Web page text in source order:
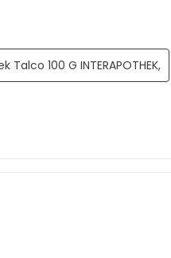
Talco 100 G INTERAPOTHEK,